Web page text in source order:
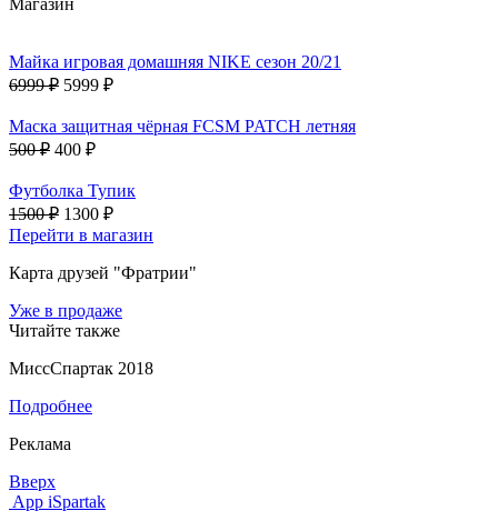
Майка игровая домашняя NIKE сезон 20/21
6999 ₽ 5999 ₽
Маска защитная чёрная FCSM PATCH летняя
500 ₽ 400 ₽
Футболка Тупик
1500 ₽ 1300 ₽
Перейти в магазин
Карта друзей "Фратрии"
Уже в продаже
Читайте также
МиссСпартак 2018
Подробнее
Реклама
Вверх
App iSpartak